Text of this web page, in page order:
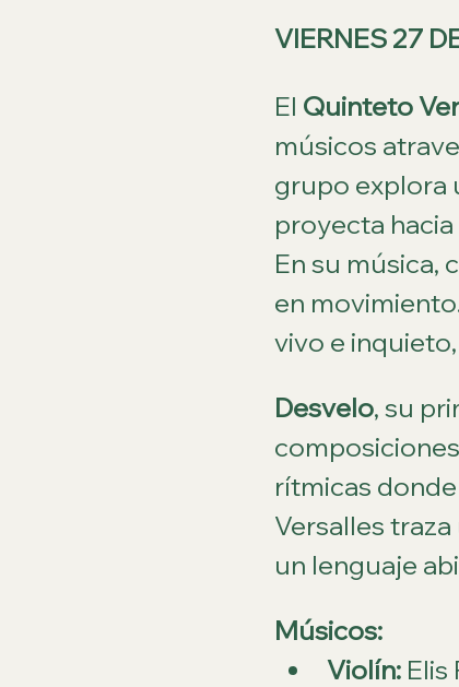
VIERNES 27
El Quinteto
músicos
grupo explora
proyecta
En su música,
en
vivo e
Desvelo, su
rítmicas
Versalles
un lenguaje
Músicos:
Violín: Elis